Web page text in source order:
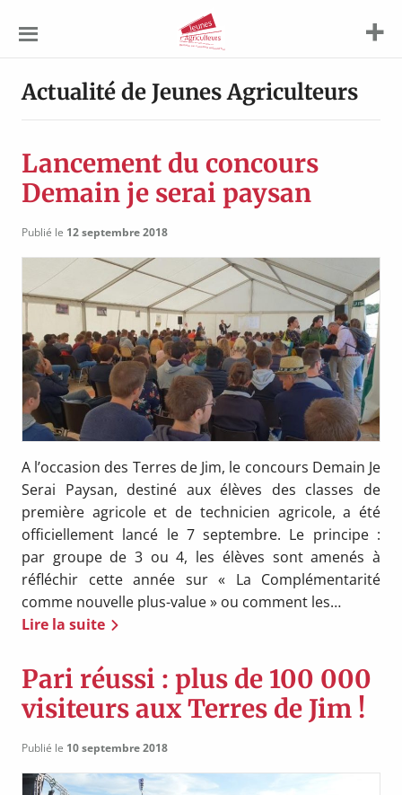
Agriculteurs
Actualité de Jeunes Agriculteurs
Lancement du concours
Demain je serai paysan
Publié le 12 septembre 2018
A l’occasion des Terres de Jim, le concours Demain Je
Serai Paysan, destiné aux élèves des classes de
première agricole et de technicien agricole, a été
officiellement lancé le 7 septembre. Le principe :
par groupe de 3 ou 4, les élèves sont amenés à
réfléchir cette année sur « La Complémentarité
comme nouvelle plus-value » ou comment les…
Lire la suite
Pari réussi : plus de 100 000
visiteurs aux Terres de Jim !
Publié le 10 septembre 2018